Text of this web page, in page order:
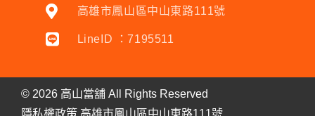
高雄市鳳山區中山東路111號
LineID ：7195511
© 2026 高山當舖 All Rights Reserved
隱私權政策 高雄市鳳山區中山東路111號